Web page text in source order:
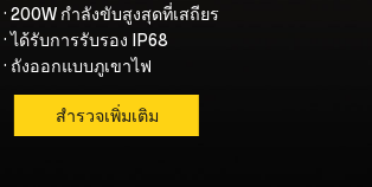
· 200W กำลังขับสูงสุดที่เสถียร
· ได้รับการรับรอง IP68
· ถังออกแบบภูเขาไฟ
สำรวจเพิ่มเติม